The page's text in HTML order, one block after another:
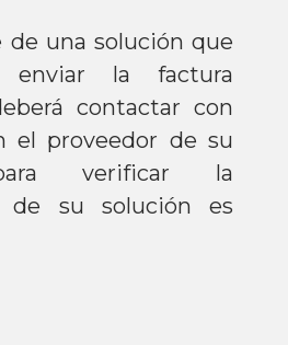
de una solución que
la factura
contactar con
el proveedor de su
verificar la
de su solución es